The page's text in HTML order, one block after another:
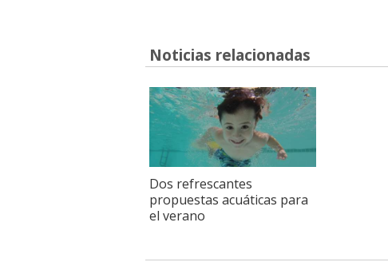
Noticias relacionadas
Dos refrescantes
propuestas acuáticas para
el verano